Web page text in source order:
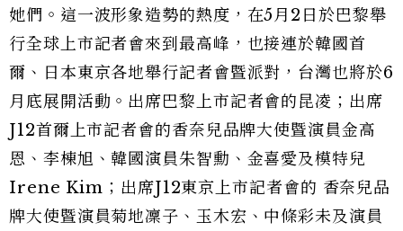
她們。這一波形象造勢的熱度，在5月2日於巴黎舉
行全球上市記者會來到最高峰，也接連於韓國首
爾、日本東京各地舉行記者會暨派對，台灣也將於6
月底展開活動。出席巴黎上市記者會的昆凌；出席
J12首爾上市記者會的香奈兒品牌大使暨演員金高
恩、李棟旭、韓國演員朱智勳、金喜愛及模特兒
Irene Kim；出席J12東京上市記者會的 香奈兒品
牌大使暨演員菊地凜子、玉木宏、中條彩未及演員